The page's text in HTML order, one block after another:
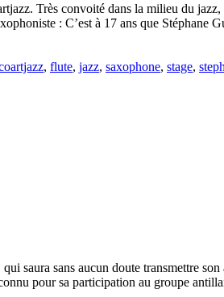
Très convoité dans la milieu du
: C’est à 17 ans que Stéphane
, flute, jazz, saxophone, stage,
saura sans aucun doute transmettre
pour sa participation au groupe